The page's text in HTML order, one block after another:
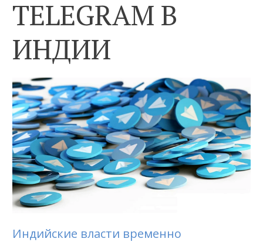
TELEGRAM В
ИНДИИ
Индийские власти временно